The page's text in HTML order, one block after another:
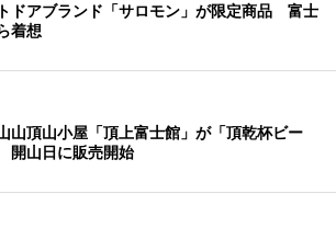
ドアブランド「サロモン」が限定商品 富士
着想
山頂山小屋「頂上富士館」が「頂乾杯ビー
山日に販売開始